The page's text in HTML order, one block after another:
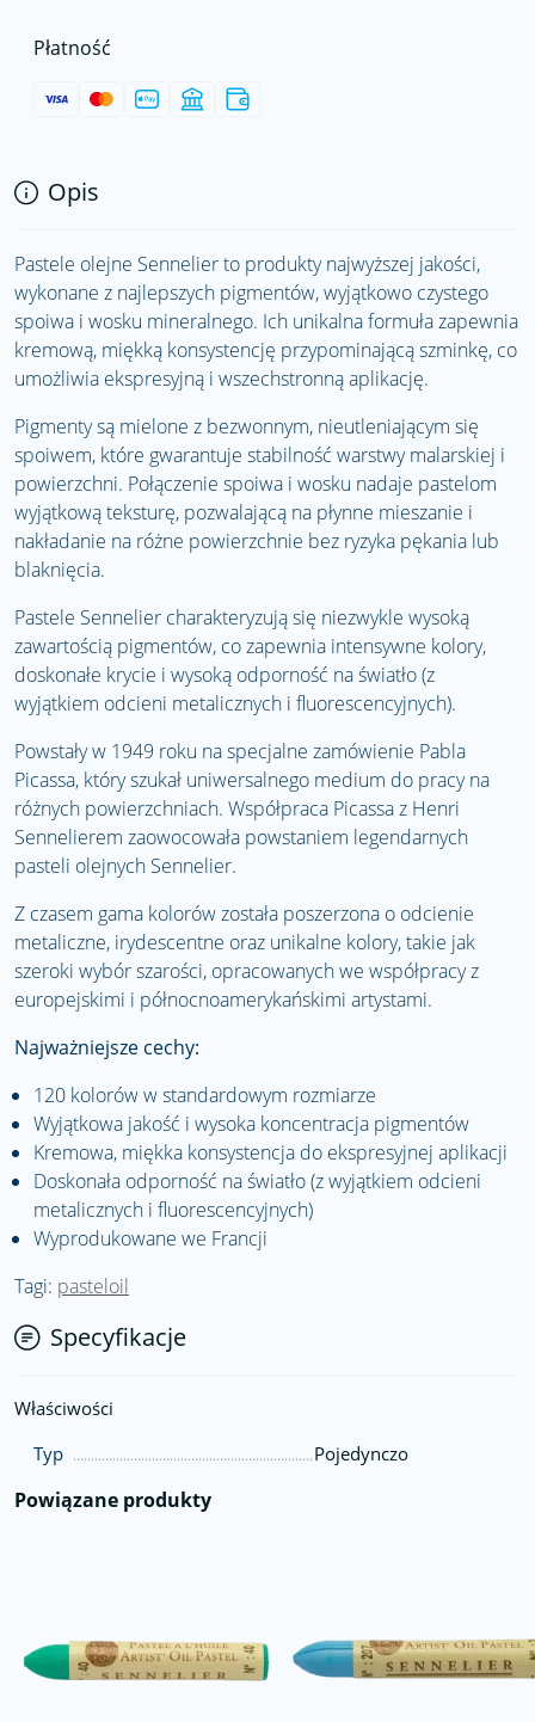
Płatność
Opis
Pastele olejne Sennelier to produkty najwyższej jakości,
wykonane z najlepszych pigmentów, wyjątkowo czystego
spoiwa i wosku mineralnego. Ich unikalna formuła zapewnia
kremową, miękką konsystencję przypominającą szminkę, co
umożliwia ekspresyjną i wszechstronną aplikację.
Pigmenty są mielone z bezwonnym, nieutleniającym się
spoiwem, które gwarantuje stabilność warstwy malarskiej i
powierzchni. Połączenie spoiwa i wosku nadaje pastelom
wyjątkową teksturę, pozwalającą na płynne mieszanie i
nakładanie na różne powierzchnie bez ryzyka pękania lub
blaknięcia.
Pastele Sennelier charakteryzują się niezwykle wysoką
zawartością pigmentów, co zapewnia intensywne kolory,
doskonałe krycie i wysoką odporność na światło (z
wyjątkiem odcieni metalicznych i fluorescencyjnych).
Powstały w 1949 roku na specjalne zamówienie Pabla
Picassa, który szukał uniwersalnego medium do pracy na
różnych powierzchniach. Współpraca Picassa z Henri
Sennelierem zaowocowała powstaniem legendarnych
pasteli olejnych Sennelier.
Z czasem gama kolorów została poszerzona o odcienie
metaliczne, irydescentne oraz unikalne kolory, takie jak
szeroki wybór szarości, opracowanych we współpracy z
europejskimi i północnoamerykańskimi artystami.
Najważniejsze cechy:
120 kolorów w standardowym rozmiarze
Wyjątkowa jakość i wysoka koncentracja pigmentów
Kremowa, miękka konsystencja do ekspresyjnej aplikacji
Doskonała odporność na światło (z wyjątkiem odcieni
metalicznych i fluorescencyjnych)
Wyprodukowane we Francji
Tagi: pasteloil
Specyfikacje
Właściwości
Typ
Pojedynczo
Powiązane produkty